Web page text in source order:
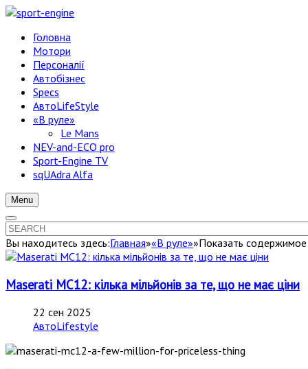
Головна
Мотори
Персоналії
Автобізнес
Specs
АвтоLifeStyle
«В руле»
Le Mans
NEV-and-ECO pro
Sport-Engine TV
sqUAdra Alfa
Menu
Вы находитесь здесь:Главная»«В руле»»Показать
Maserati MC12: кілька мільйонів за те, що не має ціни
22 сен 2025
АвтоLifestyle